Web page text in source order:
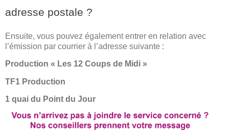
adresse postale ?
Ensuite, vous pouvez également entrer en relation avec
l’émission par courrier à l’adresse suivante :
Production « Les 12 Coups de Midi »
TF1 Production
1 quai du Point du Jour